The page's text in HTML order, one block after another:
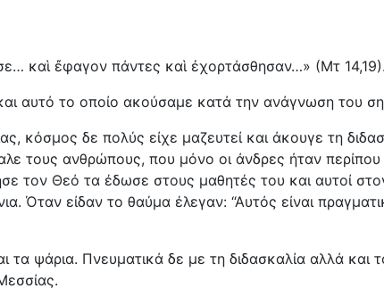
καὶ ἔφαγον πάντες καὶ ἐχορτάσθησαν…» (Μτ 14,19).
αυτό το οποίο ακούσαμε κατά την ανάγνωση του
κόσμος δε πολύς είχε μαζευτεί και άκουγε τη
τους ανθρώπους, που μόνο οι άνδρες ήταν περίπου
τον Θεό τα έδωσε στους μαθητές του και αυτοί
Όταν είδαν το θαύμα έλεγαν: “Αυτός είναι
ψάρια. Πνευματικά δε με τη διδασκαλία αλλά και